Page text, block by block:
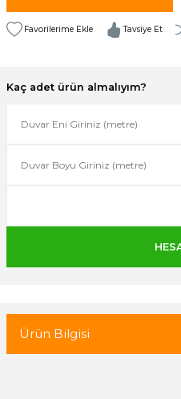
Serisi
Tavsiye Et
Kaç adet ürün almalıyım?
Ürün Bilgisi